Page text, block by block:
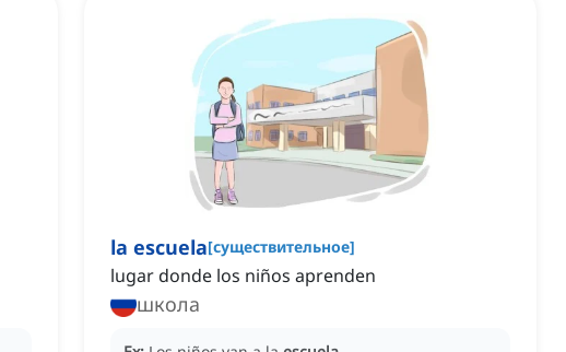
la escuela[существительное]
lugar donde los niños aprenden
школа